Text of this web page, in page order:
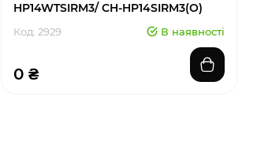
HP14WTSIRM3/ CH-HP14SIRM3(O)
Код: 2929 В наявності
0 ₴